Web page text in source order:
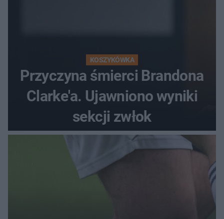
KOSZYKÓWKA
Przyczyna śmierci Brandona
Clarke'a. Ujawniono wyniki
sekcji zwłok